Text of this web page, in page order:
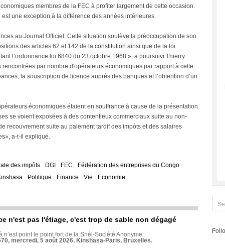
membres de la FEC à profiter largement de cette occasion.
une exception à la différence des années intérieures.
au Journal Officiel. Cette situation soulève la préoccupation de son
des articles 62 et 142 de la constitution ainsi que de la loi
l’ordonnance loi 6840 du 23 octobre 1968 », a poursuivi Thierry
par nombre d'opérateurs économiques par rapport à cette
la souscription de licence auprès des banques et l’obtention d’un
économiques étaient en souffrance à cause de la présentation
se voient exposées à des contentieux commerciaux suite au non-
recouvrement suite au paiement tardif des impôts et des salaires
a-t-il expliqué.
des impôts DGI FEC
Fédération des entreprises du Congo
Politique Finance Vie Economie
n'est pas l'étiage, c'est trop de sable non dégagé
n’est point le point fort de la Snél-Société Anonyme.
mercredi, 5 août 2026, Kinshasa-Paris, Bruxelles.